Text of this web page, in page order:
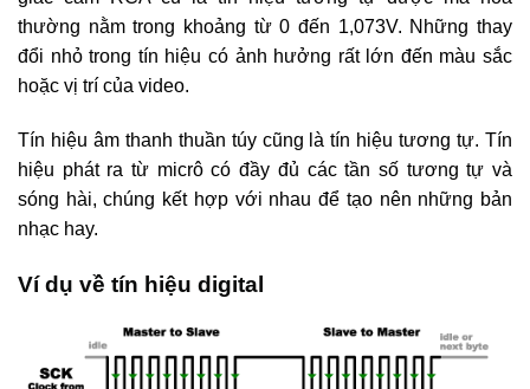
thường nằm trong khoảng từ 0 đến 1,073V. Những thay
đổi nhỏ trong tín hiệu có ảnh hưởng rất lớn đến màu sắc
hoặc vị trí của video.
Tín hiệu âm thanh thuần túy cũng là tín hiệu tương tự. Tín
hiệu phát ra từ micrô có đầy đủ các tần số tương tự và
sóng hài, chúng kết hợp với nhau để tạo nên những bản
nhạc hay.
Ví dụ về tín hiệu digital